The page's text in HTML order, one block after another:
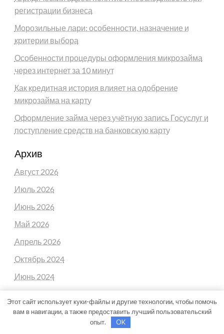
регистрации бизнеса
Морозильные лари: особенности, назначение и
критерии выбора
Особенности процедуры оформления микрозайма
через интернет за 10 минут
Как кредитная история влияет на одобрение
микрозайма на карту
Оформление займа через учётную запись Госуслуг и
поступление средств на банковскую карту
Архив
Август 2026
Июль 2026
Июнь 2026
Май 2026
Апрель 2026
Октябрь 2024
Июнь 2024
Апрель 2024
Март 2024
Этот сайт использует куки-файлы и другие технологии, чтобы помочь
вам в навигации, а также предоставить лучший пользовательский
опыт.
OK